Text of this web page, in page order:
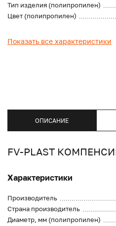
Тип изделия (полипропилен)
Цвет (полипропилен)
Показать все характеристики
ОПИСАНИЕ
FV-PLAST
Характеристики
Производитель
Страна производитель
Диаметр, мм (полипропилен)